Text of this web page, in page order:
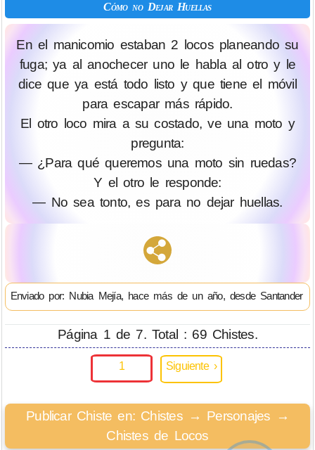
Cómo no Dejar Huellas
En el manicomio estaban 2 locos planeando su
fuga; ya al anochecer uno le habla al otro y le
dice que ya está todo listo y que tiene el móvil
para escapar más rápido.
El otro loco mira a su costado, ve una moto y
pregunta:
— ¿Para qué queremos una moto sin ruedas?
Y el otro le responde:
— No sea tonto, es para no dejar huellas.
Enviado por: Nubia Mejía, hace más de un año, desde Santander
Página 1 de 7. Total : 69 Chistes.
1 Siguiente ›
Publicar Chiste en: Chistes → Personajes →
Chistes de Locos